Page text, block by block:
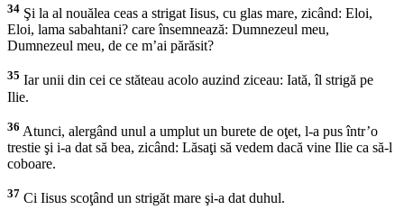
34 Şi la al nouălea ceas a strigat Iisus, cu glas mare, zicând: Eloi,
Eloi, lama sabahtani? care însemnează: Dumnezeul meu,
Dumnezeul meu, de ce m’ai părăsit?
35 Iar unii din cei ce stăteau acolo auzind ziceau: Iată, îl strigă pe
Ilie.
36 Atunci, alergând unul a umplut un burete de oţet, l-a pus într’o
trestie şi i-a dat să bea, zicând: Lăsaţi să vedem dacă vine Ilie ca să-l
coboare.
37 Ci Iisus scoţând un strigăt mare şi-a dat duhul.